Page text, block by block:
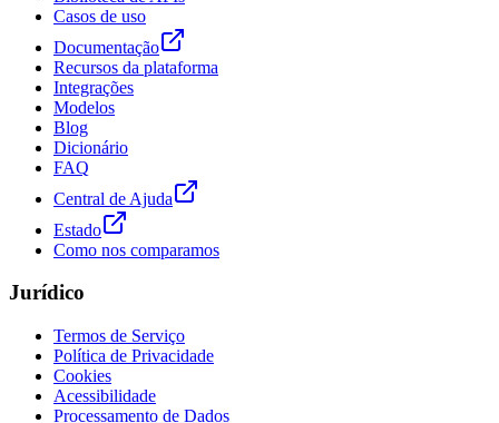
Casos de uso
Documentação
Recursos da plataforma
Integrações
Modelos
Blog
Dicionário
FAQ
Central de Ajuda
Estado
Como nos comparamos
Jurídico
Termos de Serviço
Política de Privacidade
Cookies
Acessibilidade
Processamento de Dados